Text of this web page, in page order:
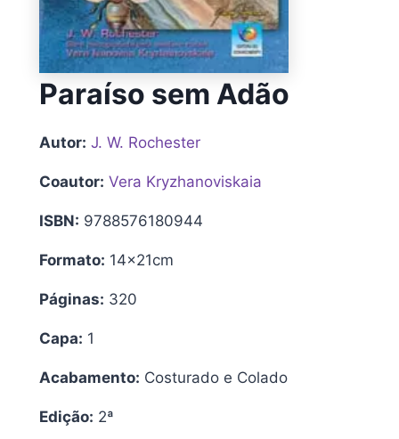
Paraíso sem Adão
Autor: J. W. Rochester
Coautor: Vera Kryzhanoviskaia
ISBN: 9788576180944
Formato: 14x21cm
Páginas: 320
Capa: 1
Acabamento: Costurado e Colado
Edição: 2ª